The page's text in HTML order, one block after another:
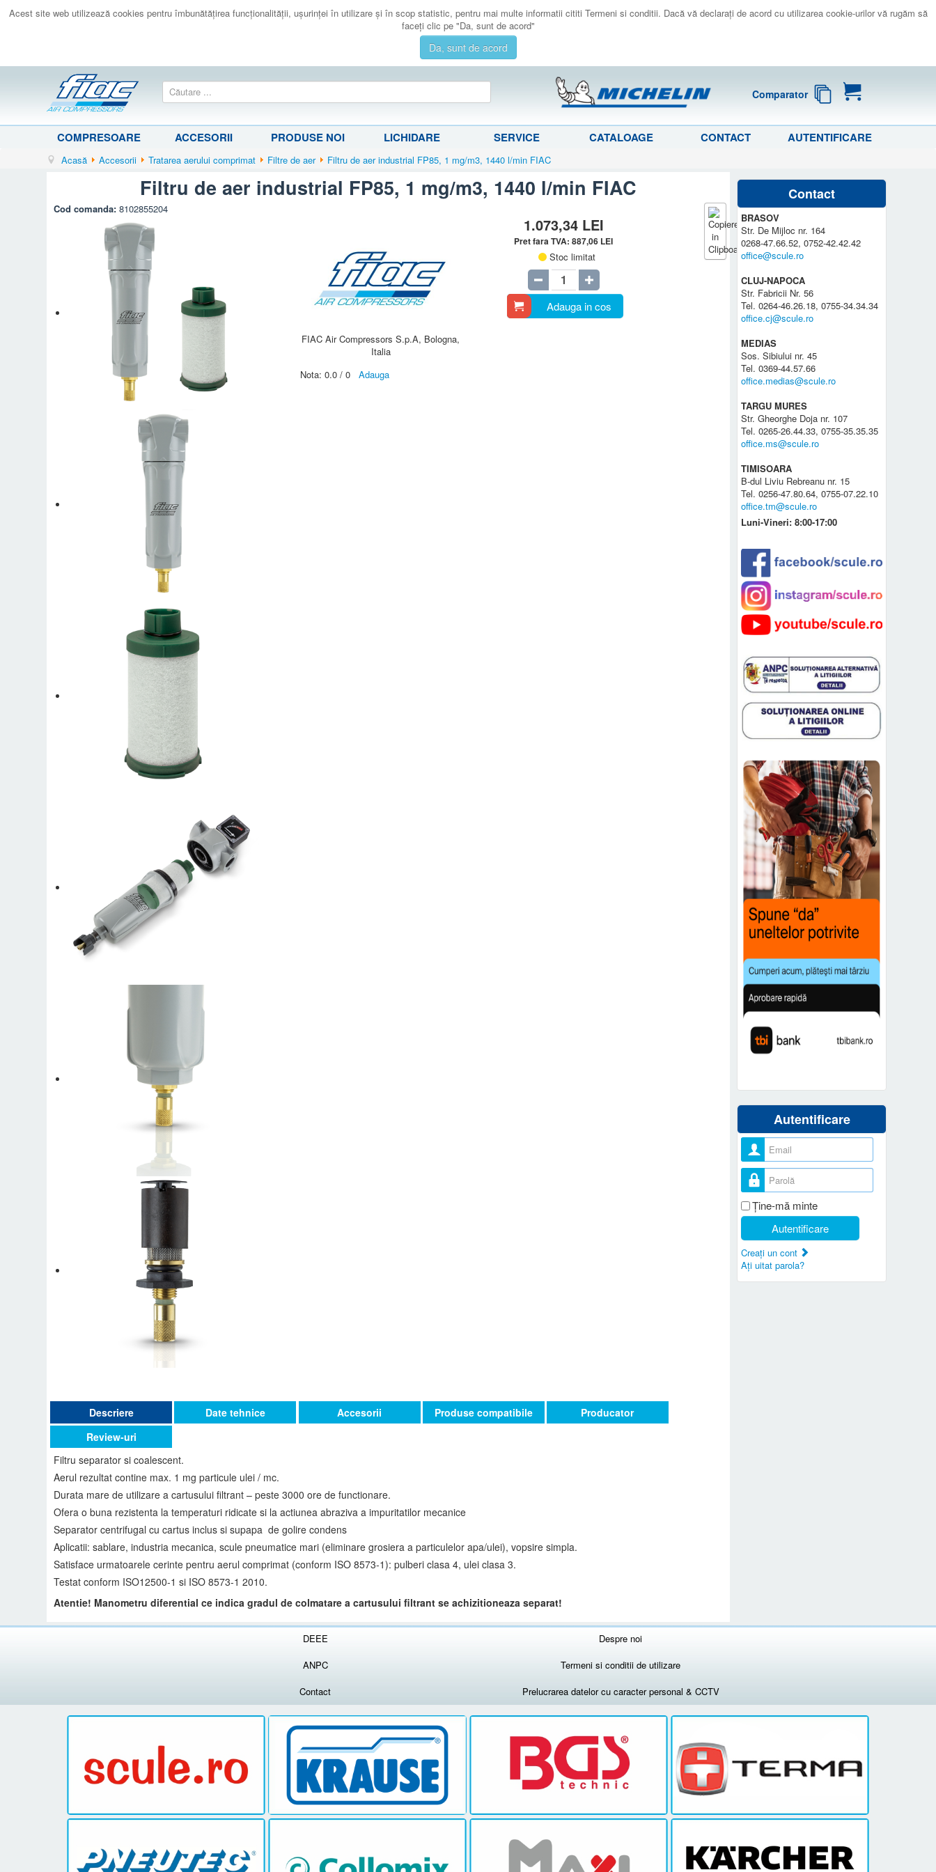
Acest site web utilizează cookies pentru îmbunătăţirea funcţionalităţii, uşurinţei în utilizare şi în scop statistic, pentru mai multe informatii cititi Termeni si conditii. Dacă vă declaraţi de acord cu utilizarea cookie-urilor vă rugăm să
faceţi clic pe "Da, sunt de acord"
Da, sunt de acord
Comparator
COMPRESOARE ACCESORII PRODUSE NOI LICHIDARE SERVICE CATALOAGE CONTACT AUTENTIFICARE
Acasă Accesorii Tratarea aerului comprimat Filtre de aer Filtru de aer industrial FP85, 1 mg/m3, 1440 l/min FIAC
Filtru de aer industrial FP85, 1 mg/m3, 1440 l/min FIAC
Cod comanda:8102855204
FIAC Air Compressors S.p.A, Bologna,
Italia
Nota: 0.0 / 0 Adauga
1.073,34 LEI
Pret fara TVA:887,06 LEI
Stoc limitat
Adauga in cos
Descriere
Filtru separator si coalescent.
Aerul rezultat contine max. 1 mg particule ulei / mc.
Durata mare de utilizare a cartusului filtrant – peste 3000 ore de functionare.
Ofera o buna rezistenta la temperaturi ridicate si la actiunea abraziva a impuritatilor mecanice
Separator centrifugal cu cartus inclus si supapa de golire condens
Aplicatii: sablare, industria mecanica, scule pneumatice mari (eliminare grosiera a particulelor apa/ulei), vopsire simpla.
Satisface urmatoarele cerinte pentru aerul comprimat (conform ISO 8573-1): pulberi clasa 4, ulei clasa 3.
Testat conform ISO12500-1 si ISO 8573-1 2010.
Atentie! Manometru diferential ce indica gradul de colmatare a cartusului filtrant se achizitioneaza separat!
Date tehnice Accesorii Produse compatibile
Producator
Review-uri
Contact
BRASOV
Str. De Mijloc nr. 164
0268-47.66.52, 0752-42.42.42
office@scule.ro
CLUJ-NAPOCA
Str. Fabricii Nr. 56
Tel. 0264-46.26.18, 0755-34.34.34
office.cj@scule.ro
MEDIAS
Sos. Sibiului nr. 45
Tel. 0369-44.57.66
office.medias@scule.ro
TARGU MURES
Str. Gheorghe Doja nr. 107
Tel. 0265-26.44.33, 0755-35.35.35
office.ms@scule.ro
TIMISOARA
B-dul Liviu Rebreanu nr. 15
Tel. 0256-47.80.64, 0755-07.22.10
office.tm@scule.ro
Luni-Vineri: 8:00-17:00
Autentificare
Nume utilizator
Parolă
Ţine-mă minte
Autentificare
Creaţi un cont
Aţi uitat parola?
DEEE
Despre noi
ANPC
Termeni si conditii de utilizare
Contact
Prelucrarea datelor cu caracter personal & CCTV